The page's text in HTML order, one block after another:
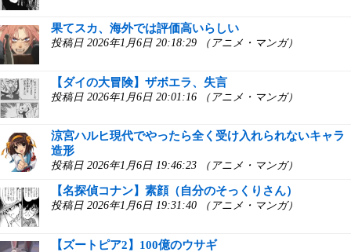
果てスカ、海外では評価高いらしい
投稿日 2026年1月6日 20:18:29 （アニメ・マンガ）
【ダイの大冒険】ザボエラ、失言
投稿日 2026年1月6日 20:01:16 （アニメ・マンガ）
涼宮ハルヒ現代でやったら全く受け入れられないキャラ
造形
投稿日 2026年1月6日 19:46:23 （アニメ・マンガ）
【名探偵コナン】素顔（自分のそっくりさん）
投稿日 2026年1月6日 19:31:40 （アニメ・マンガ）
【ズートピア2】100億のウサギ